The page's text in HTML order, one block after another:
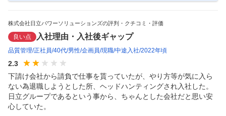
株式会社日立パワーソリューションズの評判・クチコミ・評価
良い点 入社理由・入社後ギャップ
品質管理 正社員 40代 男性 企画員 現職 中途入社 2022年頃
2.3
下請け会社から請負で仕事を貰っていたが、やり方等が気に入ら
ない為退職しようとした所、ヘッドハンティングされ入社した。
日立グループであるという事から、ちゃんとした会社だと思い安
心していた。